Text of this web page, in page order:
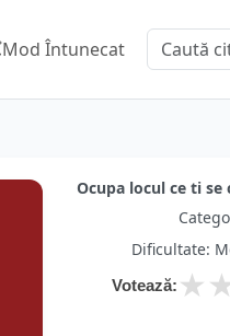
Mod Întunecat
Ocupa locul ce ti se
Dificultate:
Votează: ★